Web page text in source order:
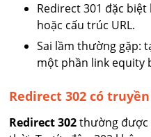
Redirect 301 đặc
hoặc cấu trúc URL.
Sai lầm thường gặp:
một phần link equity
Redirect 302 có
Redirect 302thường được